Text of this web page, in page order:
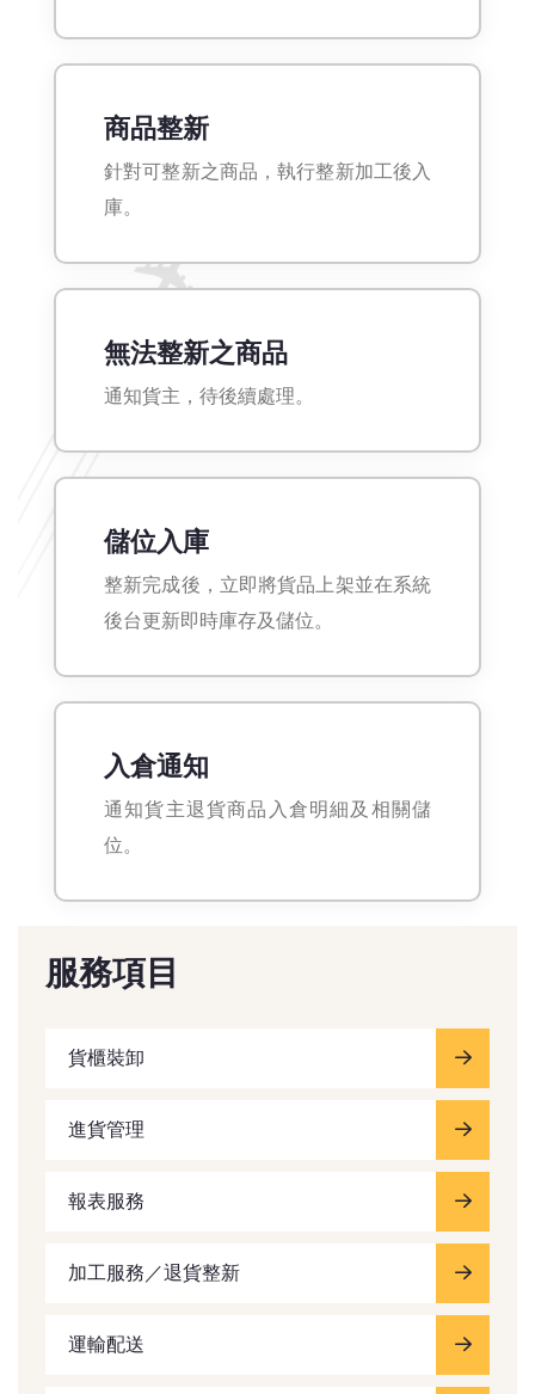
商品整新
針對可整新之商品，執行整新加工後入
庫。
無法整新之商品
通知貨主，待後續處理。
儲位入庫
整新完成後，立即將貨品上架並在系統
後台更新即時庫存及儲位。
入倉通知
通知貨主退貨商品入倉明細及相關儲
位。
服務項目
貨櫃裝卸
進貨管理
報表服務
加工服務／退貨整新
運輸配送